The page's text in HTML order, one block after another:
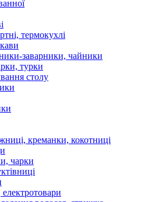
термокухлі
заварники, чайники
турки
столу
креманки, кокотниці
чарки